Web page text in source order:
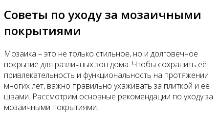
Советы по уходу за мозаичными
покрытиями
Мозаика – это не только стильное, но и долговечное
покрытие для различных зон дома. Чтобы сохранить её
привлекательность и функциональность на протяжении
многих лет, важно правильно ухаживать за плиткой и её
швами. Рассмотрим основные рекомендации по уходу за
мозаичными покрытиями.